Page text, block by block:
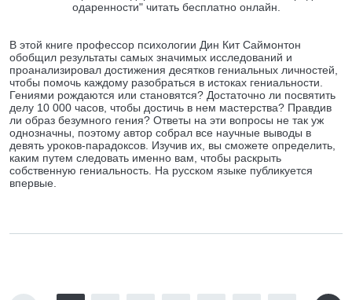
одаренности" читать бесплатно онлайн.
В этой книге профессор психологии Дин Кит Саймонтон
обобщил результаты самых значимых исследований и
проанализировал достижения десятков гениальных личностей,
чтобы помочь каждому разобраться в истоках гениальности.
Гениями рождаются или становятся? Достаточно ли посвятить
делу 10 000 часов, чтобы достичь в нем мастерства? Правдив
ли образ безумного гения? Ответы на эти вопросы не так уж
однозначны, поэтому автор собрал все научные выводы в
девять уроков-парадоксов. Изучив их, вы сможете определить,
каким путем следовать именно вам, чтобы раскрыть
собственную гениальность. На русском языке публикуется
впервые.